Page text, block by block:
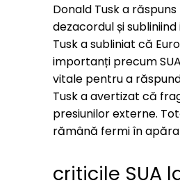
Donald Tusk a
dezacordul și
Tusk a subliniat că
importanți precum
vitale pentru a
Tusk a avertizat că
presiunilor externe.
rămână fermi în
criticile SUA